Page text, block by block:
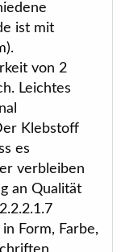
ist mit
von 2
Leichtes
Klebstoff
es
verbleiben
an Qualität
Form, Farbe,